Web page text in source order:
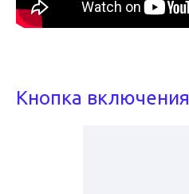
Кнопка включения